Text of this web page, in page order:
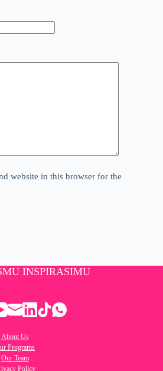
website in this browser for the
INSPIRASIMU
About Us
Programs
Our Team
Policy